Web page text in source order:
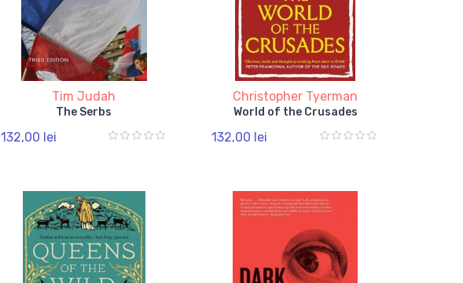
Tim Judah
The Serbs
132,00 lei
Christopher Tyerman
World of the Crusades
132,00 lei